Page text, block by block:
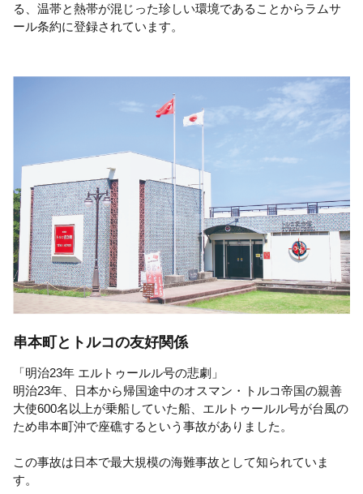
る、温帯と熱帯が混じった珍しい環境であることからラムサ
ール条約に登録されています。
串本町とトルコの友好関係
「明治23年 エルトゥールル号の悲劇」
明治23年、日本から帰国途中のオスマン・トルコ帝国の親善
大使600名以上が乗船していた船、エルトゥールル号が台風の
ため串本町沖で座礁するという事故がありました。
この事故は日本で最大規模の海難事故として知られていま
す。